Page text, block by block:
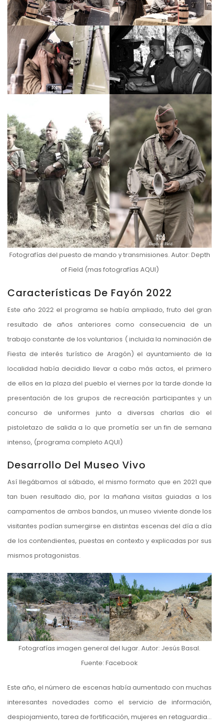
Fotografías del puesto de mando y transmisiones. Autor: Depth
of Field (mas fotografías AQUI)
Características De Fayón 2022
Este año 2022 el programa se había ampliado, fruto del gran
resultado de años anteriores como consecuencia de un
trabajo constante de los voluntarios ( incluida la nominación de
Fiesta de interés turístico de Aragón) el ayuntamiento de la
localidad había decidido llevar a cabo más actos, el primero
de ellos en la plaza del pueblo el viernes por la tarde donde la
presentación de los grupos de recreación participantes y un
concurso de uniformes junto a diversas charlas dio el
pistoletazo de salida a lo que prometía ser un fin de semana
intenso, (programa completo AQUI)
Desarrollo Del Museo Vivo
Así llegábamos al sábado, el mismo formato que en 2021 que
tan buen resultado dio, por la mañana visitas guiadas a los
campamentos de ambos bandos, un museo viviente donde los
visitantes podían sumergirse en distintas escenas del día a día
de los contendientes, puestas en contexto y explicadas por sus
mismos protagonistas.
Fotografías imagen general del lugar. Autor: Jesús Basal.
Fuente: Facebook
Este año, el número de escenas había aumentado con muchas
interesantes novedades como el servicio de información,
despiojamiento, tarea de fortificación, mujeres en retaguardia…